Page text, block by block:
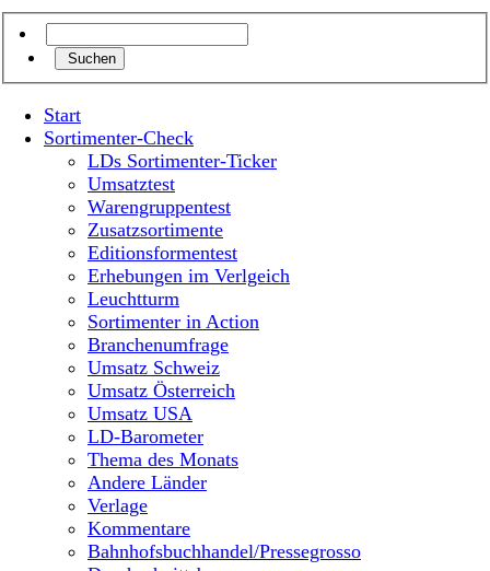
Suchen
Start
Sortimenter-Check
LDs Sortimenter-Ticker
Umsatztest
Warengruppentest
Zusatzsortimente
Editionsformentest
Erhebungen im Verlgeich
Leuchtturm
Sortimenter in Action
Branchenumfrage
Umsatz Schweiz
Umsatz Österreich
Umsatz USA
LD-Barometer
Thema des Monats
Andere Länder
Verlage
Kommentare
Bahnhofsbuchhandel/Pressegrosso